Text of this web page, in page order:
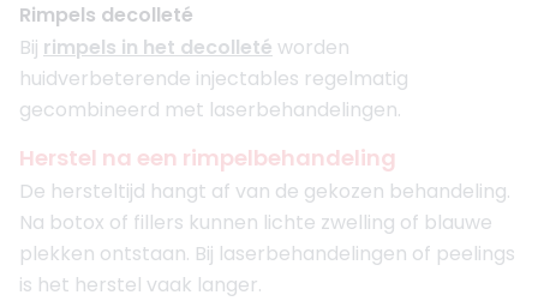
Rimpels decolleté
Bij rimpels in het decolleté worden
huidverbeterende injectables regelmatig
gecombineerd met laserbehandelingen.
Herstel na een rimpelbehandeling
De hersteltijd hangt af van de gekozen behandeling.
Na botox of fillers kunnen lichte zwelling of blauwe
plekken ontstaan. Bij laserbehandelingen of peelings
is het herstel vaak langer.